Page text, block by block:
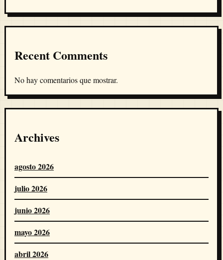
Recent Comments
No hay comentarios que mostrar.
Archives
agosto 2026
julio 2026
junio 2026
mayo 2026
abril 2026